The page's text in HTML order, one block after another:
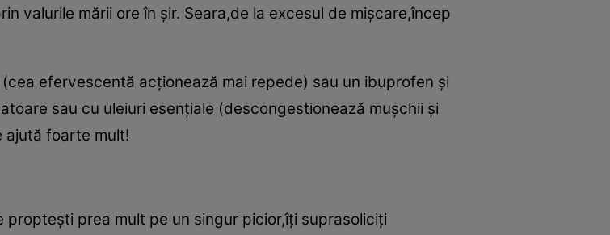
valurile mării ore în şir. Seara,de la excesul de mişcare,încep
efervescentă acţionează mai repede) sau un ibuprofen şi
sau cu uleiuri esenţiale (descongestionează muşchii şi
ajută foarte mult!
prea mult pe un singur picior,îţi suprasoliciţi